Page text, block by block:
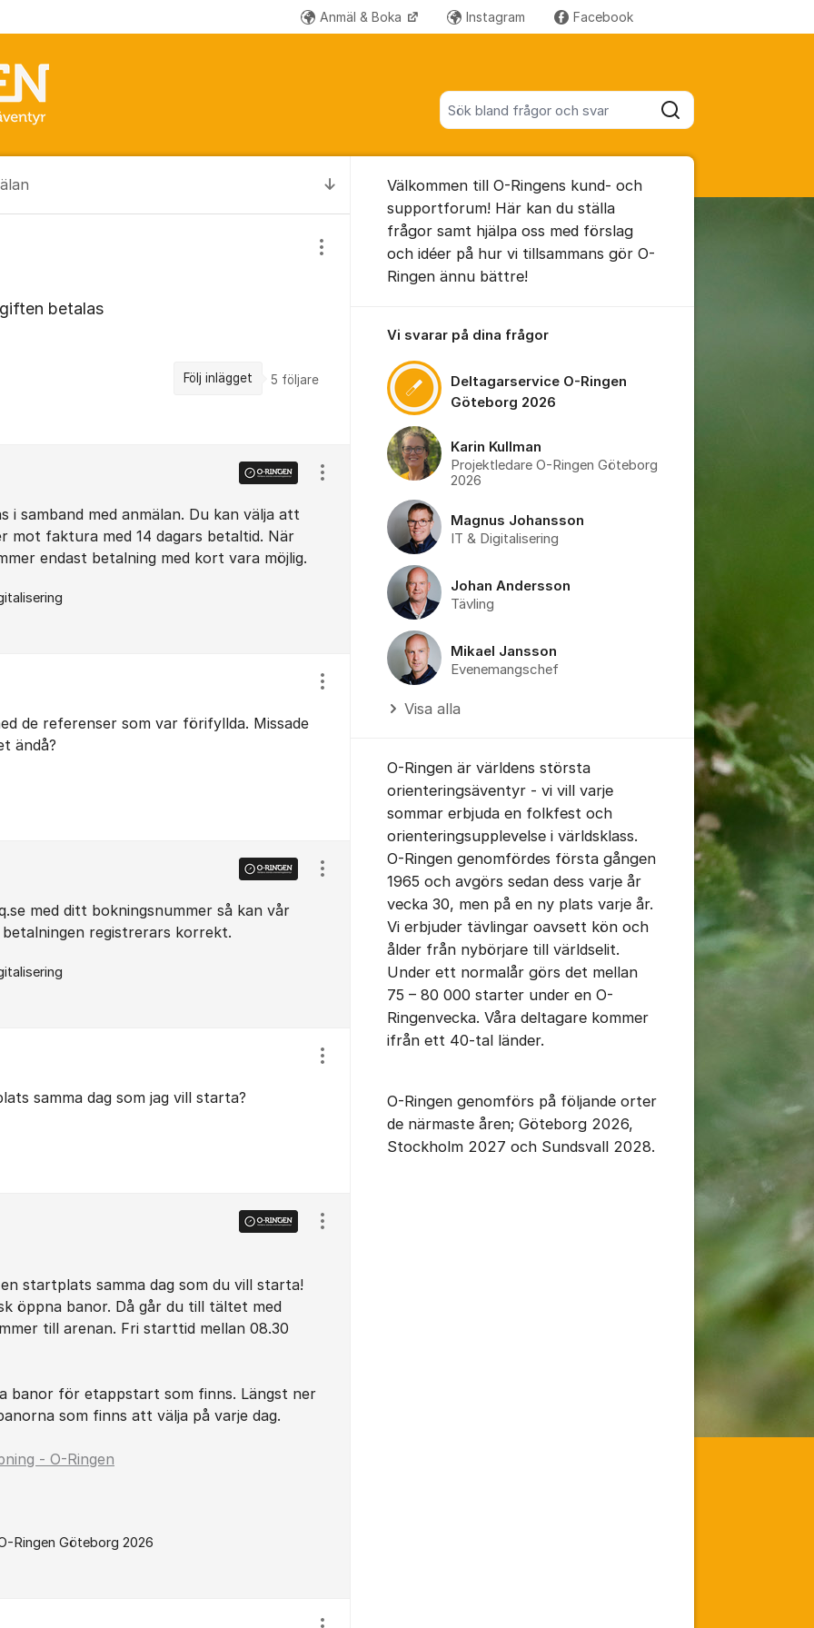
Sök bland alla inlägg
Sök
Anmäl & Boka Instagram FacebookFler supportlänkar
Till senaste kommentaren
Visa/dölj inställningar för inlägg/kommentar
betalas
Följ inlägget 5 följare
i samband med anmälan. Du kan välja att
mot faktura med 14 dagars betaltid. När
endast betalning med kort vara möjlig.
Visa/dölj inställningar för inlägg/kommentar
de referenser som var förifyllda. Missade
ändå?
Visa/dölj inställningar för inlägg/kommentar
med ditt bokningsnummer så kan vår
registrerars korrekt.
Visa/dölj inställningar för inlägg/kommentar
samma dag som jag vill starta?
Visa/dölj inställningar för inlägg/kommentar
startplats samma dag som du vill starta!
öppna banor. Då går du till tältet med
till arenan. Fri starttid mellan 08.30
banor för etappstart som finns. Längst ner
som finns att välja på varje dag.
- O-Ringen
Ringen Göteborg 2026
Visa/dölj inställningar för inlägg/kommentar
Välkommen till O-Ringens kund- och
supportforum! Här kan du ställa
frågor samt hjälpa oss med förslag
och idéer på hur vi tillsammans gör O-
Ringen ännu bättre!
Vi svarar på dina frågor
Deltagarservice O-Ringen
Göteborg 2026
Karin Kullman
Projektledare O-Ringen Göteborg
2026
Magnus Johansson
IT & Digitalisering
Johan Andersson
Tävling
Mikael Jansson
Evenemangschef
Visa alla
O-Ringen är världens största
orienteringsäventyr - vi vill varje
sommar erbjuda en folkfest och
orienteringsupplevelse i världsklass.
O-Ringen genomfördes första gången
1965 och avgörs sedan dess varje år
vecka 30, men på en ny plats varje år.
Vi erbjuder tävlingar oavsett kön och
ålder från nybörjare till världselit.
Under ett normalår görs det mellan
75 – 80 000 starter under en O-
Ringenvecka. Våra deltagare kommer
ifrån ett 40-tal länder.
O-Ringen genomförs på följande orter
de närmaste åren; Göteborg 2026,
Stockholm 2027 och Sundsvall 2028.